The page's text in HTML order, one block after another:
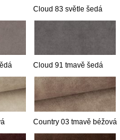
Cloud 83 světle šedá
Cloud 91 tmavě šedá
Country 03 tmavě béžová